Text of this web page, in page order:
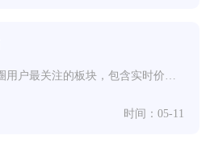
市场与资金类资讯是币圈用户最关注的板块，包含实时价格、成交量、持仓数据、ETF资金流向、合
时间：05-11